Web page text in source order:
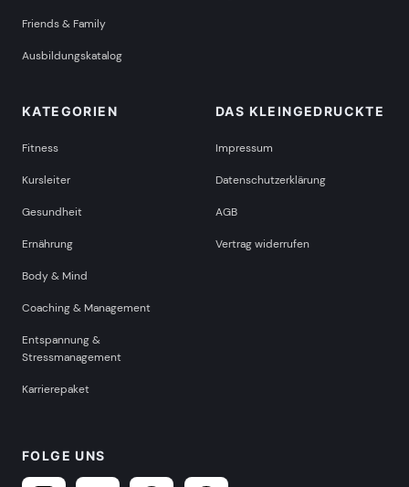
Friends & Family
Ausbildungskatalog
KATEGORIEN
Fitness
Kursleiter
Gesundheit
Ernährung
Body & Mind
Coaching & Management
Entspannung &
Stressmanagement
Karrierepaket
DAS KLEINGEDRUCKTE
Impressum
Datenschutzerklärung
AGB
Vertrag widerrufen
FOLGE UNS